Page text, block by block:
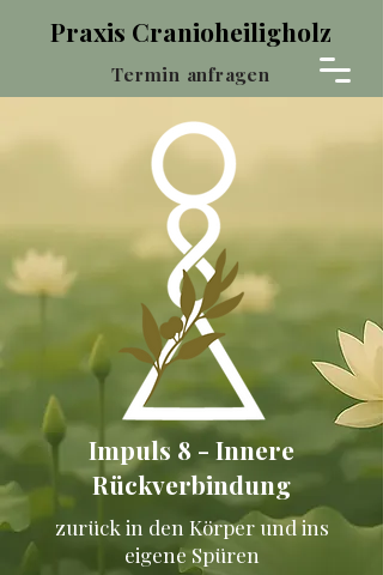
Praxis Cranioheiligholz
Termin anfragen
Impuls 8 - Innere
Rückverbindung
zurück in den Körper und ins
eigene Spüren